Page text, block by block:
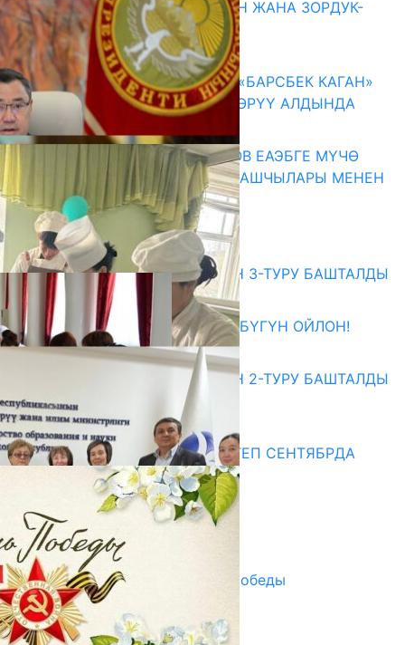
ГЕНДЕРДИК БАСМЫРЛООДОН ЖАНА ЗОРДУК-
ЗОМБУЛУКТАН КОРГОО
07.08.2026
КЫРГЫЗ ТАРЫХЫ ТАСМАДА: «БАРСБЕК КАГАН»
КӨРКӨМ ТАСМАСЫ ЖАРЫК КӨРҮҮ АЛДЫНДА
07.08.2026
ПРЕЗИДЕНТ САДЫР ЖАПАРОВ ЕАЭБГЕ МҮЧӨ
МАМЛЕКЕТТЕРДИН ӨКМӨТ БАШЧЫЛАРЫ МЕНЕН
ЖОЛУГУШТУ
07.08.2026
Абитуриент
ЖОЖДОРГО КАБЫЛ АЛУУНУН 3-ТУРУ БАШТАЛДЫ
27.07.2026
ӨЗҮҢДҮН КЕЛЕЧЕГИҢ ҮЧҮН БҮГҮН ОЙЛОН!
20.07.2026
ЖОЖДОРГО КАБЫЛ АЛУУНУН 2-ТУРУ БАШТАЛДЫ
20.07.2026
Медиа
СУЗАКТА 750 ОРУНДУУ МЕКТЕП СЕНТЯБРДА
ПАЙДАЛАНУУГА БЕРИЛЕТ
07.08.2025
Улуу Жеңиштин жандуу сөзү
29.04.2025
Награды в преддверии Дня Победы
29.04.2025